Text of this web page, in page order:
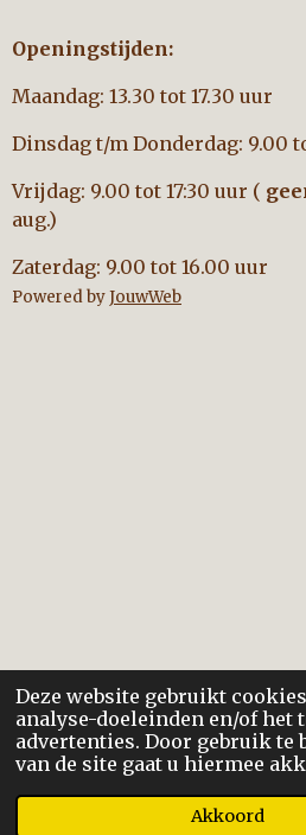
Deze website gebruikt
analyse-doeleinden en/of het
advertenties. Door gebruik te
van de site gaat u hiermee
Akkoord
Openingstijden:
Maandag: 13.30 tot 17.30 uur
Dinsdag t/m Donderdag: 9.00
Vrijdag: 9.00 tot 17:30 uur (
aug.)
Zaterdag: 9.00 tot 16.00 uur
Powered byJouwWeb